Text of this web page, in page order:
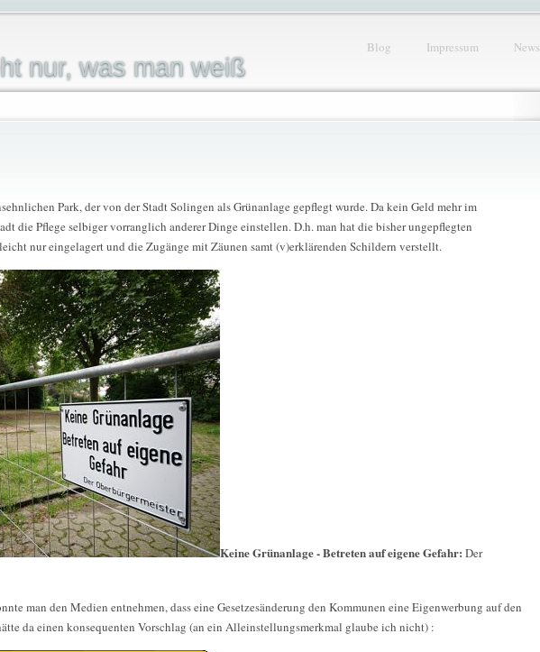
nur, was man weiß
Blog Impressum News
Park, der von der Stadt Solingen als Grünanlage gepflegt wurde. Da kein Geld mehr im
die Pflege selbiger vorranglich anderer Dinge einstellen. D.h. man hat die bisher ungepflegten
nur eingelagert und die Zugänge mit Zäunen samt (v)erklärenden Schildern verstellt.
Keine Grünanlage - Betreten auf eigene Gefahr: Der
man den Medien entnehmen, dass eine Gesetzesänderung den Kommunen eine Eigenwerbung auf den
da einen konsequenten Vorschlag (an ein Alleinstellungsmerkmal glaube ich nicht) :